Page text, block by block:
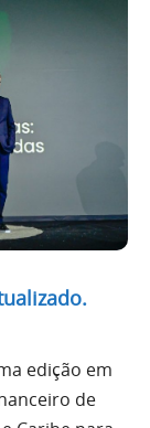
edição em
de